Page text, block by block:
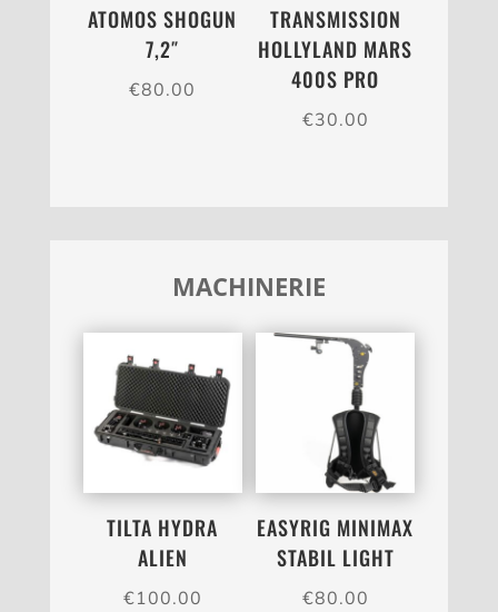
ATOMOS SHOGUN
7,2″
€80.00
TRANSMISSION
HOLLYLAND MARS
400S PRO
€30.00
MACHINERIE
TILTA HYDRA
ALIEN
€100.00
EASYRIG MINIMAX
STABIL LIGHT
€80.00